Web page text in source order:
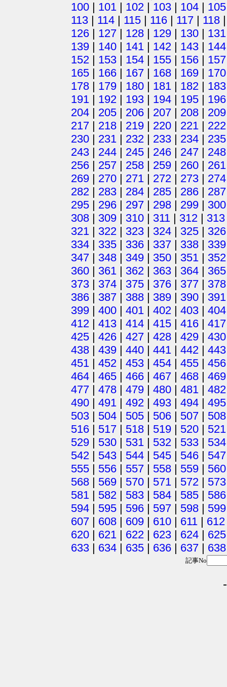
100 | 101 | 102 | 103 | 104 | 105
113 | 114 | 115 | 116 | 117 | 118
126 | 127 | 128 | 129 | 130 | 131
139 | 140 | 141 | 142 | 143 | 144
152 | 153 | 154 | 155 | 156 | 157
165 | 166 | 167 | 168 | 169 | 170
178 | 179 | 180 | 181 | 182 | 183
191 | 192 | 193 | 194 | 195 | 196
204 | 205 | 206 | 207 | 208 | 209
217 | 218 | 219 | 220 | 221 | 222
230 | 231 | 232 | 233 | 234 | 235
243 | 244 | 245 | 246 | 247 | 248
256 | 257 | 258 | 259 | 260 | 261
269 | 270 | 271 | 272 | 273 | 274
282 | 283 | 284 | 285 | 286 | 287
295 | 296 | 297 | 298 | 299 | 300
308 | 309 | 310 | 311 | 312 | 313
321 | 322 | 323 | 324 | 325 | 326
334 | 335 | 336 | 337 | 338 | 339
347 | 348 | 349 | 350 | 351 | 352
360 | 361 | 362 | 363 | 364 | 365
373 | 374 | 375 | 376 | 377 | 378
386 | 387 | 388 | 389 | 390 | 391
399 | 400 | 401 | 402 | 403 | 404
412 | 413 | 414 | 415 | 416 | 417
425 | 426 | 427 | 428 | 429 | 430
438 | 439 | 440 | 441 | 442 | 443
451 | 452 | 453 | 454 | 455 | 456
464 | 465 | 466 | 467 | 468 | 469
477 | 478 | 479 | 480 | 481 | 482
490 | 491 | 492 | 493 | 494 | 495
503 | 504 | 505 | 506 | 507 | 508
516 | 517 | 518 | 519 | 520 | 521
529 | 530 | 531 | 532 | 533 | 534
542 | 543 | 544 | 545 | 546 | 547
555 | 556 | 557 | 558 | 559 | 560
568 | 569 | 570 | 571 | 572 | 573
581 | 582 | 583 | 584 | 585 | 586
594 | 595 | 596 | 597 | 598 | 599
607 | 608 | 609 | 610 | 611 | 612
620 | 621 | 622 | 623 | 624 | 625
633 | 634 | 635 | 636 | 637 | 638
記事No